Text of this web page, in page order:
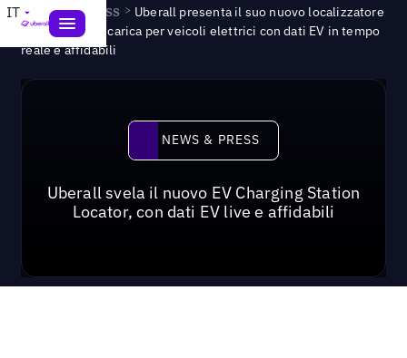
IT News & Press > Uberall presenta il suo nuovo localizzatore
di stazioni di ricarica per veicoli elettrici con dati EV in tempo
reale e affidabili
News & Press
NEWS & PRESS
Uberall svela il nuovo EV Charging Station
Locator, con dati EV live e affidabili